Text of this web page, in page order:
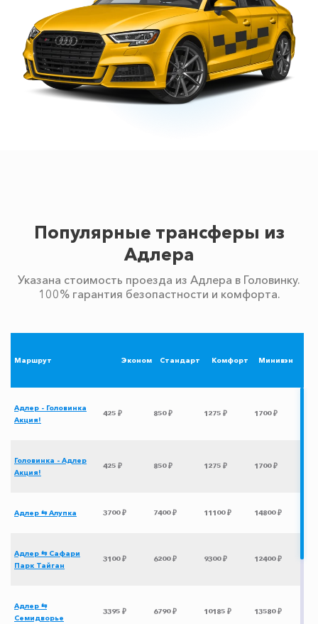
Популярные трансферы из
Адлера
Указана стоимость проезда из Адлера в Головинку.
100% гарантия безопастности и комфорта.
Маршрут Эконом Стандарт Комфорт Минивэн
Адлер - Головинка
Акция!
425 ₽ 850 ₽ 1275 ₽ 1700 ₽
Головинка - Адлер
Акция!
425 ₽ 850 ₽ 1275 ₽ 1700 ₽
Адлер ⇆ Алупка 3700 ₽ 7400 ₽ 11100 ₽ 14800 ₽
Адлер ⇆ Сафари
Парк Тайган
3100 ₽ 6200 ₽ 9300 ₽ 12400 ₽
Адлер ⇆
Семидворье
3395 ₽ 6790 ₽ 10185 ₽ 13580 ₽